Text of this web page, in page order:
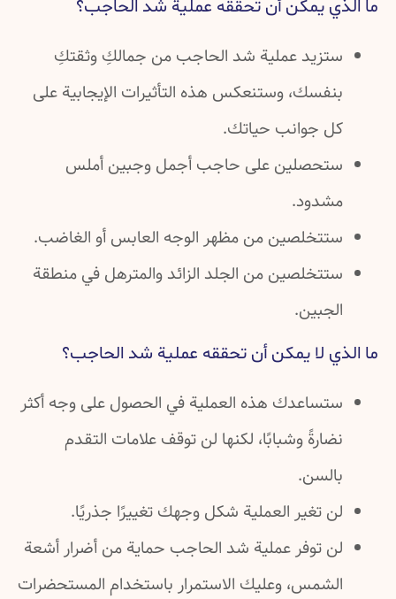
ما الذي يمكن أن تحققه عملية شد الحاجب؟
ستزيد عملية شد الحاجب من جمالكِ وثقتكِ
بنفسك، وستنعكس هذه التأثيرات الإيجابية على
كل جوانب حياتك.
ستحصلين على حاجب أجمل وجبين أملس
مشدود.
ستتخلصين من مظهر الوجه العابس أو الغاضب.
ستتخلصين من الجلد الزائد والمترهل في منطقة
الجبين.
ما الذي لا يمكن أن تحققه عملية شد الحاجب؟
ستساعدك هذه العملية في الحصول على وجه أكثر
نضارةً وشبابًا، لكنها لن توقف علامات التقدم
بالسن.
لن تغير العملية شكل وجهك تغييرًا جذريًا.
لن توفر عملية شد الحاجب حماية من أضرار أشعة
الشمس، وعليك الاستمرار باستخدام المستحضرات